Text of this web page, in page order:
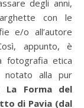
con le
e/o all’autore
appunto, è
fotografia etica
notato alla pur
La Forma del
di Pavia (dal